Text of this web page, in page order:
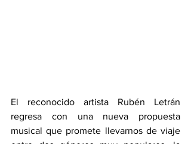
El reconocido artista Rubén Letrán
regresa con una nueva propuesta
musical que promete llevarnos de viaje